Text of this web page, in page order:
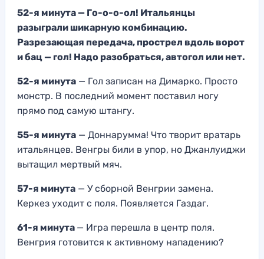
52-я минута — Го-о-о-ол! Итальянцы
разыграли шикарную комбинацию.
Разрезающая передача, прострел вдоль ворот
и бац — гол! Надо разобраться, автогол или нет.
52-я минута — Гол записан на Димарко. Просто
монстр. В последний момент поставил ногу
прямо под самую штангу.
55-я минута — Доннарумма! Что творит вратарь
итальянцев. Венгры били в упор, но Джанлуиджи
вытащил мертвый мяч.
57-я минута — У сборной Венгрии замена.
Керкез уходит с поля. Появляется Газдаг.
61-я минута — Игра перешла в центр поля.
Венгрия готовится к активному нападению?